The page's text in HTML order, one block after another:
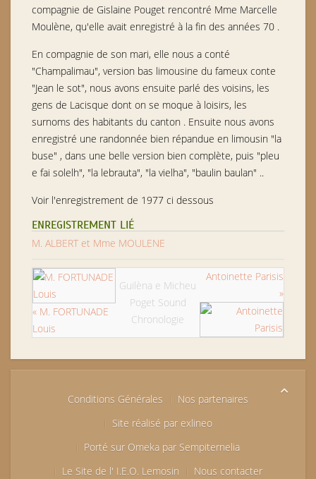
compagnie de Gislaine Pouget rencontré Mme Marcelle
Moulène, qu'elle avait enregistré à la fin des années 70 .
En compagnie de son mari, elle nous a conté
"Champalimau", version bas limousine du fameux conte
"Jean le sot", nous avons ensuite parlé des voisins, les
gens de Lacisque dont on se moque à loisirs, les
surnoms des habitants du canton . Ensuite nous avons
enregistré une randonnée bien répandue en limousin "la
buse" , dans une belle version bien complète, puis "pleu
e fai solelh", "la lebrauta", "la vielha", "baulin baulan" ..
Voir l'enregistrement de 1977 ci dessous
ENREGISTREMENT LIÉ
M. ALBERT et Mme MOULENE
« M. FORTUNADE
Louis
Guilèna e Micheu
Poget Sound
Chronologie
Antoinette Parisis
»
Conditions Générales
Nos partenaires
Site réalisé par exlineo
Porté sur Omeka par Sempiternelia
Le Site de l' I.E.O. Lemosin
Nous contacter